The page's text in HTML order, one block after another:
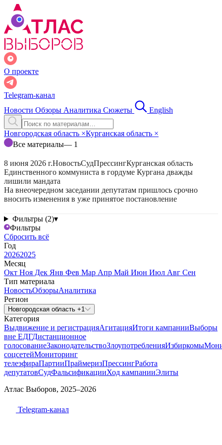
О проекте
Telegram-канал
Новости Обзоры Аналитика Сюжеты English
Новгородская область ×Курганская область ×
Все материалы— 1
8 июня 2026 г.НовостьСудПрессингКурганская область
Единственного коммуниста в гордуме Кургана дважды
лишили мандата
На внеочередном заседании депутатам пришлось срочно
вносить изменения в уже принятое постановление
Фильтры (2)▾
Фильтры
Сбросить всё
Год
20262025
Месяц
Окт Ноя Дек Янв Фев Мар Апр Май Июн Июл Авг Сен
Тип материала
НовостьОбзорыАналитика
Регион
Новгородская область +1
Категория
Выдвижение и регистрацияАгитацияИтоги кампанииВыборы
вне ЕДГДистанционное
голосованиеЗаконодательствоЗлоупотребленияИзбиркомы
соцсетейМониторинг
телеэфираПартииПраймеризПрессингРабота
депутатовСудФальсификацииХод кампанииЭлиты
Атлас Выборов, 2025–2026
Telegram-канал